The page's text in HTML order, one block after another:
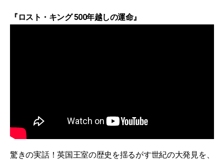
『ロスト・キング 500年越しの運命』
驚きの実話！英国王室の歴史を揺るがす世紀の大発見を、